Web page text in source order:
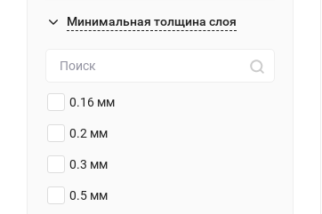
Минимальная толщина слоя
0.16 мм
0.2 мм
0.3 мм
0.5 мм